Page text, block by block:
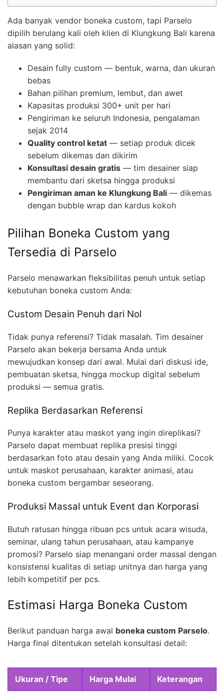
Ada banyak vendor boneka custom, tapi Parselo
dipilih berulang kali oleh klien di Klungkung Bali karena
alasan yang solid:
Desain fully custom — bentuk, warna, dan ukuran
bebas
Bahan pilihan premium, lembut, dan awet
Kapasitas produksi 300+ unit per hari
Pengiriman ke seluruh Indonesia, pengalaman
sejak 2014
Quality control ketat — setiap produk dicek
sebelum dikemas dan dikirim
Konsultasi desain gratis — tim desainer siap
membantu dari sketsa hingga produksi
Pengiriman aman ke Klungkung Bali — dikemas
dengan bubble wrap dan kardus kokoh
Pilihan Boneka Custom yang
Tersedia di Parselo
Parselo menawarkan fleksibilitas penuh untuk setiap
kebutuhan boneka custom Anda:
Custom Desain Penuh dari Nol
Tidak punya referensi? Tidak masalah. Tim desainer
Parselo akan bekerja bersama Anda untuk
mewujudkan konsep dari awal. Mulai dari diskusi ide,
pembuatan sketsa, hingga mockup digital sebelum
produksi — semua gratis.
Replika Berdasarkan Referensi
Punya karakter atau maskot yang ingin direplikasi?
Parselo dapat membuat replika presisi tinggi
berdasarkan foto atau desain yang Anda miliki. Cocok
untuk maskot perusahaan, karakter animasi, atau
boneka custom bergambar seseorang.
Produksi Massal untuk Event dan Korporasi
Butuh ratusan hingga ribuan pcs untuk acara wisuda,
seminar, ulang tahun perusahaan, atau kampanye
promosi? Parselo siap menangani order massal dengan
konsistensi kualitas di setiap unitnya dan harga yang
lebih kompetitif per pcs.
Estimasi Harga Boneka Custom
Berikut panduan harga awal boneka custom Parselo.
Harga final ditentukan setelah konsultasi detail:
Ukuran / Tipe Harga Mulai Keterangan